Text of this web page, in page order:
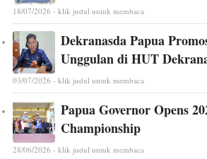
18/07/2026 - klik judul untuk membaca
Dekranasda Papua
Unggulan di HUT
03/07/2026 - klik judul untuk membaca
Papua Governor Opens
Championship
28/06/2026 - klik judul untuk membaca